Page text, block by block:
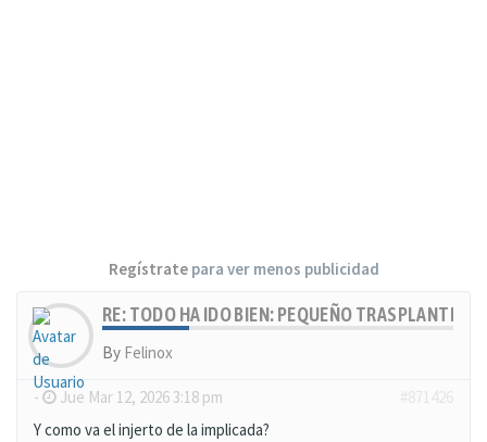
Regístratepara ver menos publicidad
RE: TODO HA IDO BIEN: PEQUEÑO TRASPLANTE,
By Felinox
- Jue Mar 12, 2026 3:18 pm
Y como va el injerto de la implicada?